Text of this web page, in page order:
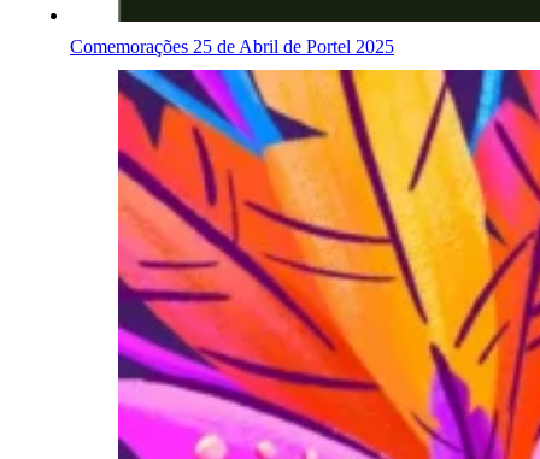
Comemorações 25 de Abril de Portel 2025